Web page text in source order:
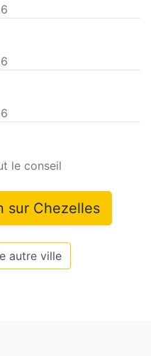
le conseil
sur Chezelles
autre ville